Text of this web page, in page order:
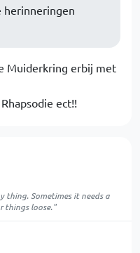
herinneringen
Muiderkring erbij met
ect!!
thing. Sometimes it needs a
things loose."